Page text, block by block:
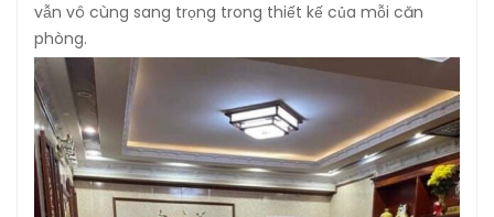
vẫn vô cùng sang trọng trong thiết kế của mỗi căn
phòng.